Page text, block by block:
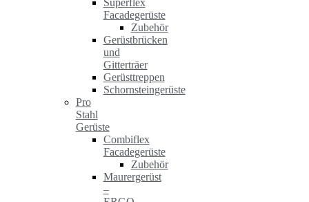
Superflex
Facadegerüste
Zubehör
Gerüstbrücken
und
Gitterträer
Gerüsttreppen
Schornsteingerüste
Pro
Stahl
Gerüste
Combiflex
Facadegerüste
Zubehör
Maurergerüst
–